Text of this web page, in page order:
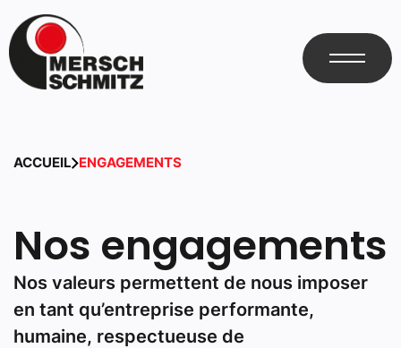
ACCUEIL ENGAGEMENTS
Nos engagements
Nos valeurs permettent de nous imposer
en tant qu’entreprise performante,
humaine, respectueuse de